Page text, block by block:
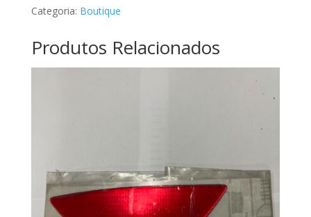
de
vidros
Mercedes
A168820124507
Categoria: Boutique
Produtos Relacionados